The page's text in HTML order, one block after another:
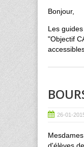
Bonjour,
Les
"Objectif
26-01-